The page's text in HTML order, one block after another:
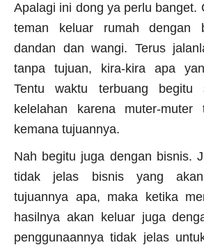
Apalagi ini dong ya perlu banget.
teman keluar rumah dengan
dandan dan wangi. Terus
tanpa tujuan, kira-kira apa
Tentu waktu terbuang
kelelahan karena muter-
kemana tujuannya.
Nah begitu juga dengan bisnis.
tidak jelas bisnis yang
tujuannya apa, maka ketika
hasilnya akan keluar juga
penggunaannya tidak jelas